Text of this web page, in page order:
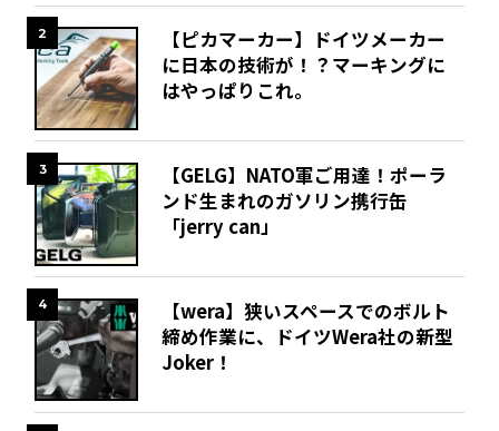
2
【ピカマーカー】ドイツメーカー
に日本の技術が！？マーキングに
はやっぱりこれ。
3
【GELG】NATO軍ご用達！ポーラ
ンド生まれのガソリン携行缶
「jerry can」
4
【wera】狭いスペースでのボルト
締め作業に、ドイツWera社の新型
Joker！